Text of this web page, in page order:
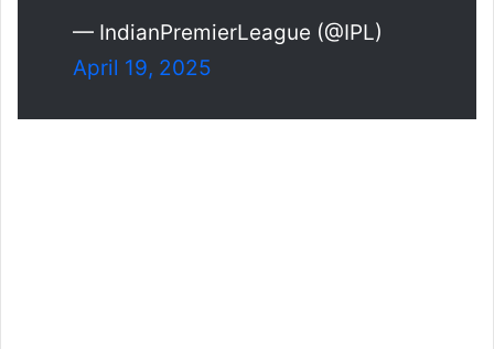
— IndianPremierLeague (@IPL)
April 19, 2025